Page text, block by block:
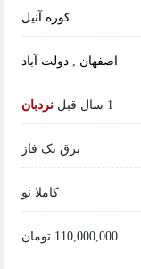
کوره آنیل
اصفهان , دولت آباد
1 سال قبل نردبان
برق تک فاز
کاملا نو
110,000,000 تومان